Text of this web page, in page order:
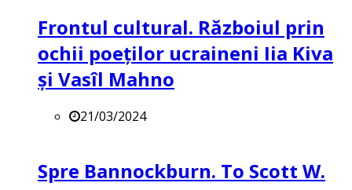
Frontul cultural. Războiul prin
ochii poeților ucraineni Iia Kiva
și Vasîl Mahno
21/03/2024
Spre Bannockburn. To Scott W.